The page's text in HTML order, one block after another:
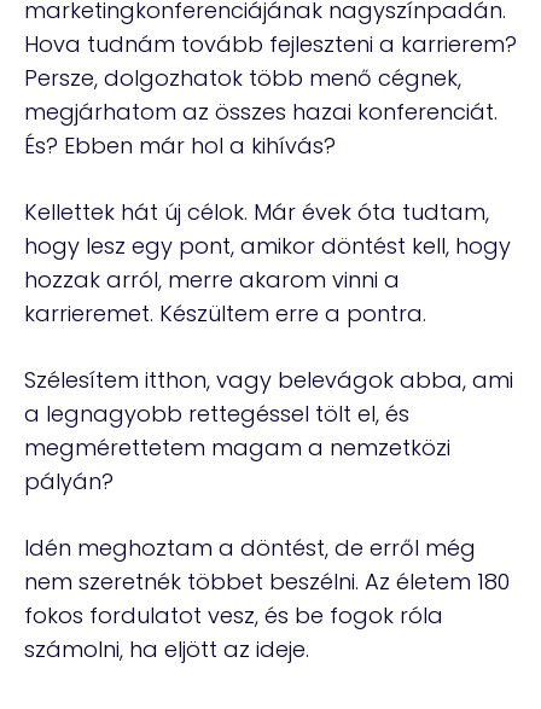
marketingkonferenciájának nagyszínpadán.
Hova tudnám tovább fejleszteni a karrierem?
Persze, dolgozhatok több menő cégnek,
megjárhatom az összes hazai konferenciát.
És? Ebben már hol a kihívás?
Kellettek hát új célok. Már évek óta tudtam,
hogy lesz egy pont, amikor döntést kell, hogy
hozzak arról, merre akarom vinni a
karrieremet. Készültem erre a pontra.
Szélesítem itthon, vagy belevágok abba, ami
a legnagyobb rettegéssel tölt el, és
megmérettetem magam a nemzetközi
pályán?
Idén meghoztam a döntést, de erről még
nem szeretnék többet beszélni. Az életem 180
fokos fordulatot vesz, és be fogok róla
számolni, ha eljött az ideje.